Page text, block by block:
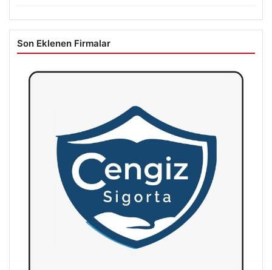
Son Eklenen Firmalar